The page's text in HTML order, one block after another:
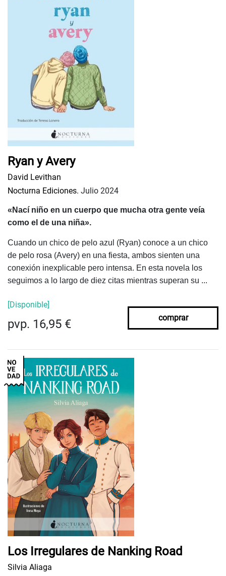
Ryan y Avery
David Levithan
Nocturna Ediciones. Julio 2024
«Nací niño en un cuerpo que mucha otra gente veía
como el de una niña».
Cuando un chico de pelo azul (Ryan) conoce a un chico
de pelo rosa (Avery) en una fiesta, ambos sienten una
conexión inexplicable pero intensa. En esta novela los
seguimos a lo largo de diez citas mientras superan su ...
[Disponible]
pvp. 16,95 € comprar
Los Irregulares de Nanking Road
Silvia Aliaga